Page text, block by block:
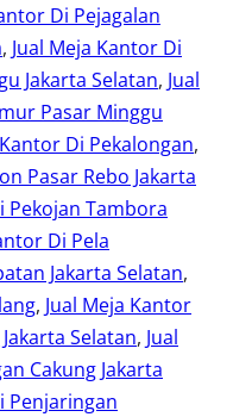
Di Pejagalan
, Jual Meja Kantor Di
Jakarta Selatan, Jual
Pasar Minggu
Di Pekalongan
Pasar Rebo Jakarta
Pekojan Tambora
Di Pela
Jakarta Selatan
, Jual Meja Kantor
Selatan, Jual
Cakung Jakarta
Penjaringan